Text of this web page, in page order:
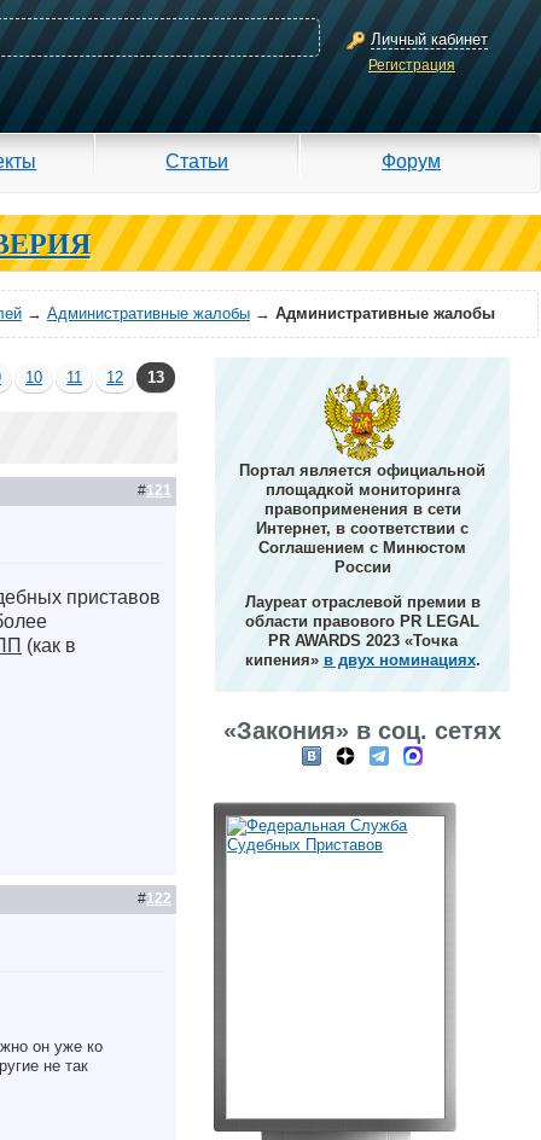
Личный кабинет
Регистрация
Статьи Форум
→ Административные жалобы → Административные жалобы
10 11 12 13
#121
приставов
(как в
#122
он уже ко
не так
Портал является официальной
площадкой мониторинга
правоприменения в сети
Интернет, в соответствии с
Соглашением с Минюстом
России
Лауреат отраслевой премии в
области правового PR LEGAL
PR AWARDS 2023 «Точка
кипения» в двух номинациях.
«Закония» в соц. сетях